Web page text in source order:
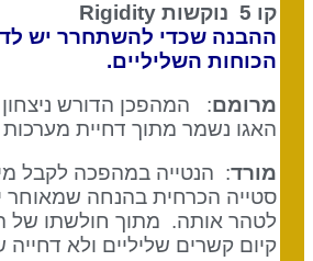
קו 5 נוקשות
Rigidity
ההבנה שכדי להשתחרר יש
הכוחות השליליים.
מרומם: המהפכן הדורש ניצחון
האגו נשמר מתוך דחיית מערכות
מורד: הנטייה במהפכה לקבל
סטייה הכרחית בהנחה שמאוחר
לטהר אותה. מתוך חולשתו של
קיום קשרים שליליים ולא דחייה